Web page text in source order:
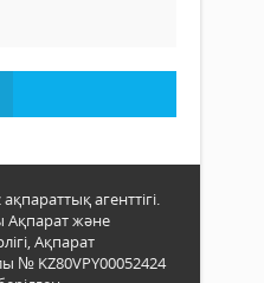
агенттігі.
Ақпарат және
Ақпарат
№ KZ80VPY00052424